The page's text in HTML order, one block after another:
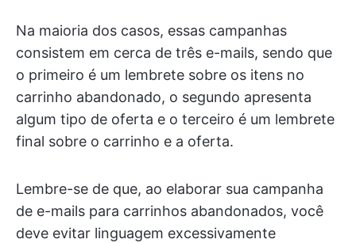
Na maioria dos casos, essas campanhas
consistem em cerca de três e-mails, sendo que
o primeiro é um lembrete sobre os itens no
carrinho abandonado, o segundo apresenta
algum tipo de oferta e o terceiro é um lembrete
final sobre o carrinho e a oferta.
Lembre-se de que, ao elaborar sua campanha
de e-mails para carrinhos abandonados, você
deve evitar linguagem excessivamente